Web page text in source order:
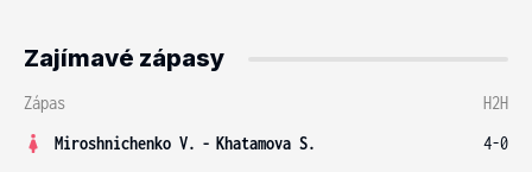
Zajímavé zápasy
Zápas
H2H
Miroshnichenko V. - Khatamova S.
4-0